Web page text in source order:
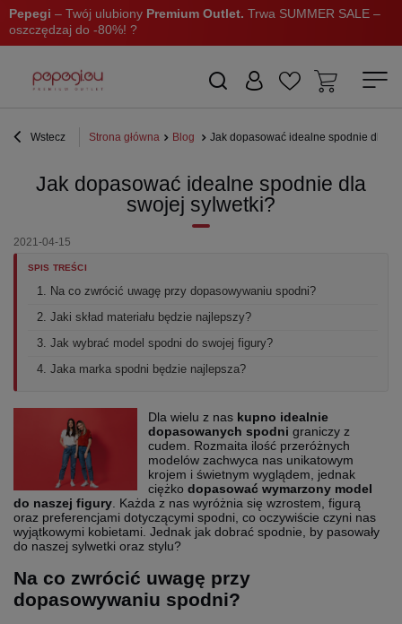
Pepegi – Twój ulubiony Premium Outlet. Trwa SUMMER SALE –
oszczędzaj do -80%! ?
Wstecz Strona główna Blog Jak dopasować idealne spodnie dla
Jak dopasować idealne spodnie dla
swojej sylwetki?
2021-04-15
SPIS TREŚCI
1. Na co zwrócić uwagę przy dopasowywaniu spodni?
2. Jaki skład materiału będzie najlepszy?
3. Jak wybrać model spodni do swojej figury?
4. Jaka marka spodni będzie najlepsza?
Dla wielu z nas kupno idealnie
dopasowanych spodni graniczy z
cudem. Rozmaita ilość przeróżnych
modelów zachwyca nas unikatowym
krojem i świetnym wyglądem, jednak
ciężko dopasować wymarzony model
do naszej figury. Każda z nas wyróżnia się wzrostem, figurą
oraz preferencjami dotyczącymi spodni, co oczywiście czyni nas
wyjątkowymi kobietami. Jednak jak dobrać spodnie, by pasowały
do naszej sylwetki oraz stylu?
Na co zwrócić uwagę przy
dopasowywaniu spodni?